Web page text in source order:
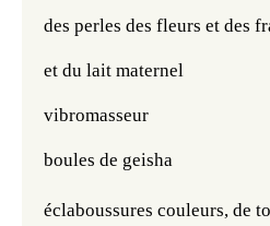
des perles des fleurs et des
et du lait maternel
vibromasseur
boules de geisha
éclaboussures couleurs, de